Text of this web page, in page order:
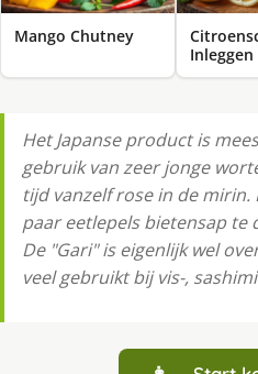
Mango Chutney
Het Japanse product is
gebruik van zeer jonge
tijd vanzelf rose in de
paar eetlepels bietensap te
De "Gari" is eigenlijk wel
veel gebruikt bij vis-,